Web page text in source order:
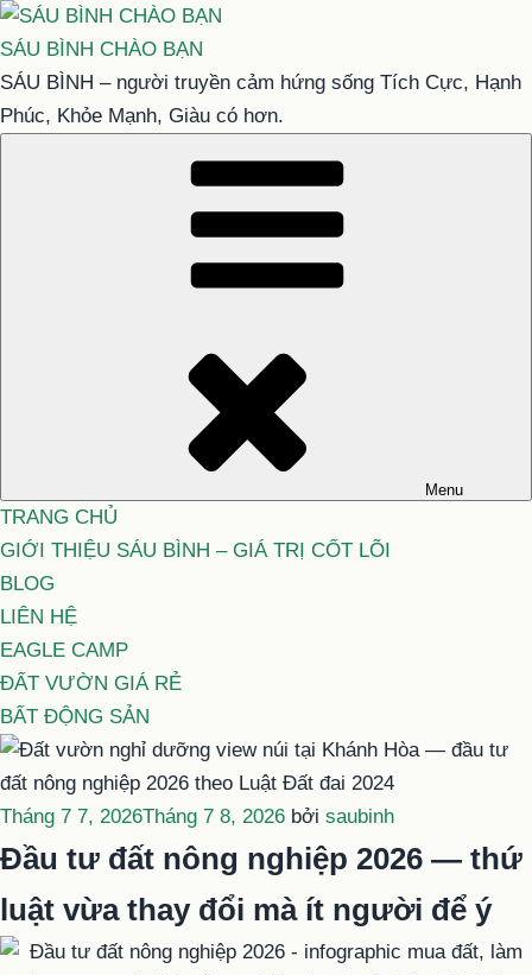
Chuyển
đến
phần
nội
SÁU BÌNH CHÀO BẠN
SÁU BÌNH – người truyền cảm hứng sống Tích Cực, Hạnh
Phúc, Khỏe Mạnh, Giàu có hơn.
Menu
TRANG CHỦ
GIỚI THIỆU SÁU BÌNH – GIÁ TRỊ CỐT LÕI
BLOG
LIÊN HỆ
EAGLE CAMP
ĐẤT VƯỜN GIÁ RẺ
BẤT ĐỘNG SẢN
Đăng
trong
Tháng 7 7, 2026Tháng 7 8, 2026 bởi saubinh
Đầu tư đất nông nghiệp 2026 — thứ
luật vừa thay đổi mà ít người để ý